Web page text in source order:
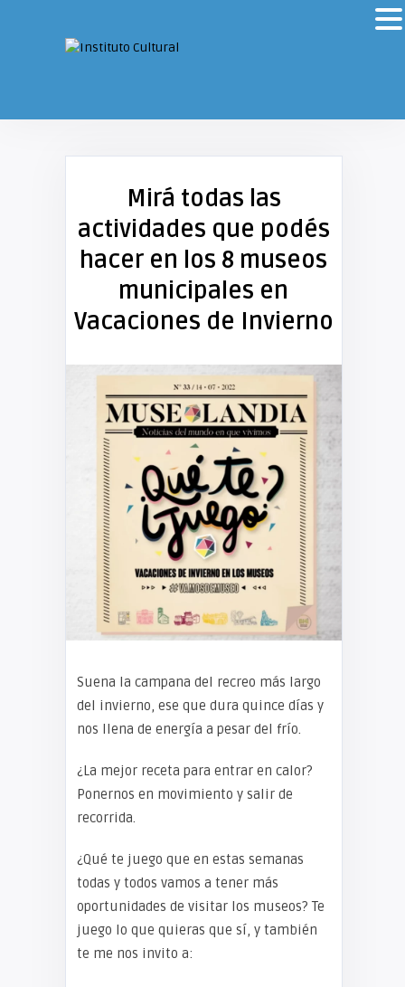
Mirá todas las
actividades que podés
hacer en los 8 museos
municipales en
Vacaciones de Invierno
Suena la campana del recreo más largo
del invierno, ese que dura quince días y
nos llena de energía a pesar del frío.
¿La mejor receta para entrar en calor?
Ponernos en movimiento y salir de
recorrida.
¿Qué te juego que en estas semanas
todas y todos vamos a tener más
oportunidades de visitar los museos? Te
juego lo que quieras que sí, y también
te me nos invito a: